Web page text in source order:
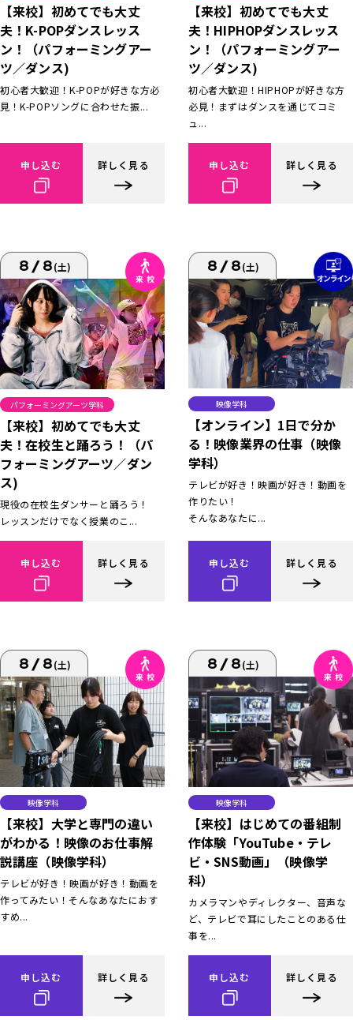
【来校】初めてでも大丈
夫！K-POPダンスレッス
ン！（パフォーミングアー
ツ／ダンス)
初心者大歓迎！K-POPが好きな方必
見！K-POPソングに合わせた振...
申し込む 詳しく見る
【来校】初めてでも大丈
夫！HIPHOPダンスレッス
ン！（パフォーミングアー
ツ／ダンス)
初心者大歓迎！HIPHOPが好きな方
必見！まずはダンスを通じてコミ
ュ...
申し込む 詳しく見る
8/8(土)
パフォーミングアーツ学科
【来校】初めてでも大丈
夫！在校生と踊ろう！（パ
フォーミングアーツ／ダン
ス)
現役の在校生ダンサーと踊ろう！
レッスンだけでなく授業のこ...
申し込む 詳しく見る
8/8(土)
映像学科
【オンライン】1日で分か
る！映像業界の仕事（映像
学科）
テレビが好き！映画が好き！動画を
作りたい！
そんなあなたに...
申し込む 詳しく見る
8/8(土)
映像学科
【来校】大学と専門の違い
がわかる！映像のお仕事解
説講座（映像学科）
テレビが好き！映画が好き！動画を
作ってみたい！そんなあなたにおす
すめ...
申し込む 詳しく見る
8/8(土)
映像学科
【来校】はじめての番組制
作体験「YouTube・テレ
ビ・SNS動画」（映像学
科）
カメラマンやディレクター、音声な
ど、テレビで耳にしたことのある仕
事を...
申し込む 詳しく見る